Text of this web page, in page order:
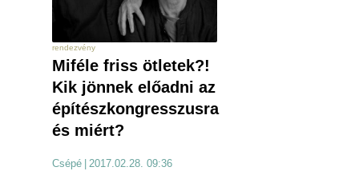
rendezvény
Miféle friss ötletek?!
Kik jönnek előadni az
építészkongresszusra
és miért?
Csépé 2017.02.28. 09:36